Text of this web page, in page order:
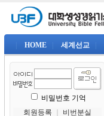
HOME 세계선교
비밀번호 기억
회원등록
비번분실